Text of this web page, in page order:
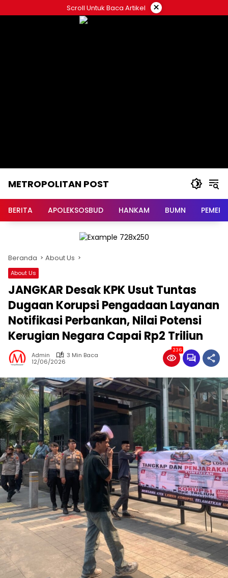
ke
Scroll Untuk Baca Artikel ×
METROPOLITAN POST
BERITA APOLEKSOSBUD HANKAM BUMN
Beranda About Us
About Us
JANGKAR Desak KPK Usut Tuntas
Dugaan Korupsi Pengadaan Layanan
Notifikasi Perbankan, Nilai Potensi
Kerugian Negara Capai Rp2 Triliun
Admin
3 Min Baca
12/06/2026
236